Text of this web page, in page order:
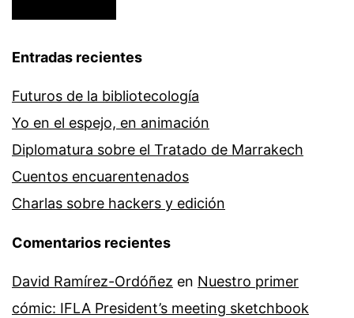
Entradas recientes
Futuros de la bibliotecología
Yo en el espejo, en animación
Diplomatura sobre el Tratado de Marrakech
Cuentos encuarentenados
Charlas sobre hackers y edición
Comentarios recientes
David Ramírez-Ordóñez en Nuestro primer
cómic: IFLA President’s meeting sketchbook